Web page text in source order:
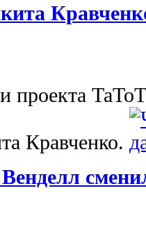
Кравченко.